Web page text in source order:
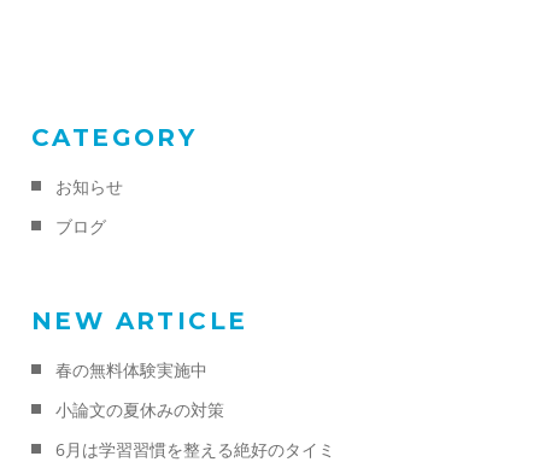
CATEGORY
お知らせ
ブログ
NEW ARTICLE
春の無料体験実施中
小論文の夏休みの対策
6月は学習習慣を整える絶好のタイミ